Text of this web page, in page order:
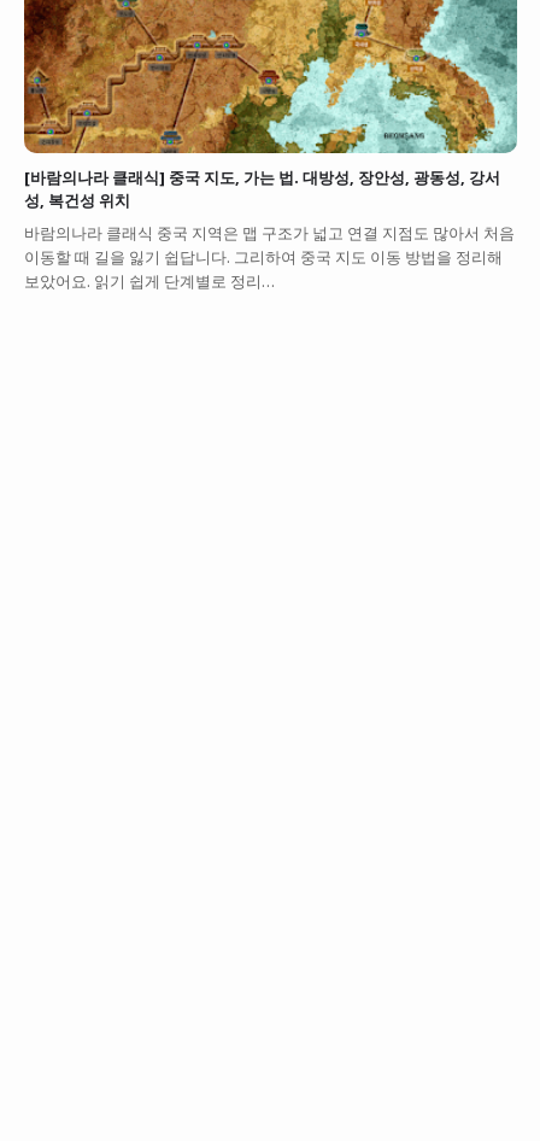
[바람의나라 클래식] 중국 지도, 가는 법. 대방성, 장안성, 광동성, 강서
성, 복건성 위치
바람의나라 클래식 중국 지역은 맵 구조가 넓고 연결 지점도 많아서 처음
이동할 때 길을 잃기 쉽답니다. 그리하여 중국 지도 이동 방법을 정리해
보았어요. 읽기 쉽게 단계별로 정리…